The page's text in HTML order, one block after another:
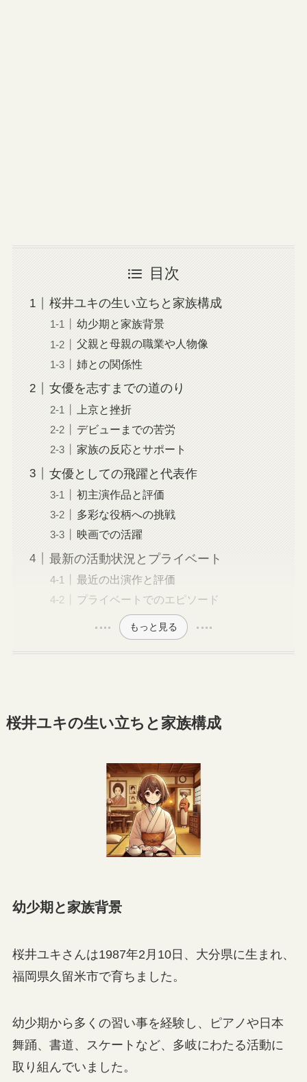
目次
桜井ユキの生い立ちと家族構成
幼少期と家族背景
父親と母親の職業や人物像
姉との関係性
女優を志すまでの道のり
上京と挫折
デビューまでの苦労
家族の反応とサポート
女優としての飛躍と代表作
初主演作品と評価
多彩な役柄への挑戦
映画での活躍
最新の活動状況とプライベート
最近の出演作と評価
プライベートでのエピソード
もっと見る
桜井ユキの生い立ちと家族構成
幼少期と家族背景
桜井ユキさんは1987年2月10日、大分県に生まれ、
福岡県久留米市で育ちました。
幼少期から多くの習い事を経験し、ピアノや日本
舞踊、書道、スケートなど、多岐にわたる活動に
取り組んでいました。